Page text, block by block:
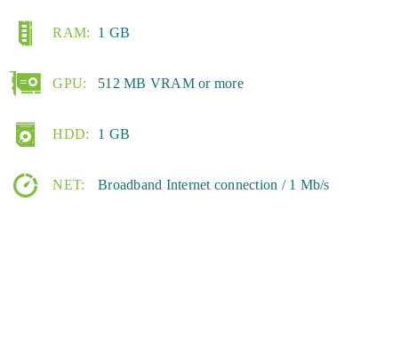
RAM: 1 GB
GPU: 512 MB VRAM or more
HDD: 1 GB
NET: Broadband Internet connection / 1 Mb/s